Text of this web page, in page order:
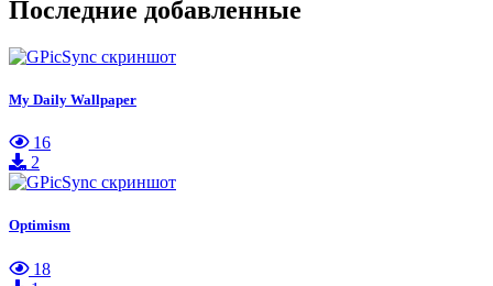
Последние добавленные
My Daily Wallpaper
16
2
Optimism
18